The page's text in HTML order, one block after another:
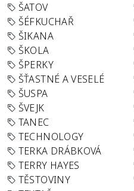
ŠATOV
ŠÉFKUCHAŘ
ŠIKANA
ŠKOLA
ŠPERKY
ŠŤASTNÉ A VESELÉ
ŠUSPA
ŠVEJK
TANEC
TECHNOLOGY
TERKA DRÁBKOVÁ
TERRY HAYES
TĚSTOVINY